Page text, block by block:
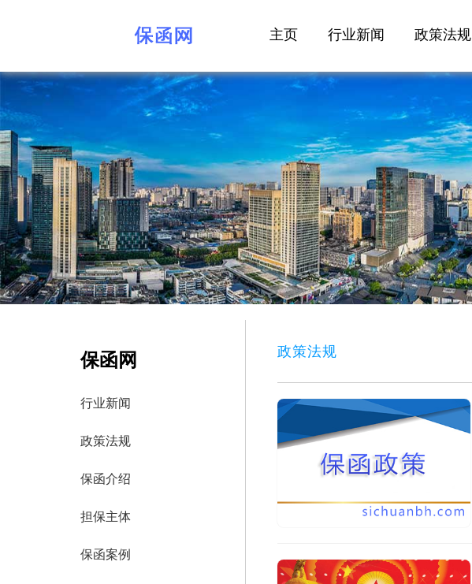
主页 行业新闻 政策法规
保函网
行业新闻
政策法规
保函介绍
担保主体
保函案例
政策法规